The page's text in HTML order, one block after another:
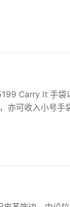
Carry It 手袋
亦可收入小号手